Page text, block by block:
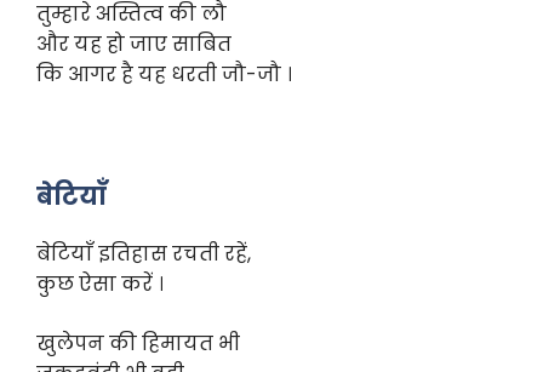
तुम्हारे अस्तित्व की लौ
और यह हो जाए साबित
कि आगर है यह धरती जौ-जौ ।
बेटियाँ
बेटियाँ इतिहास रचती रहें,
कुछ ऐसा करें ।
खुलेपन की हिमायत भी